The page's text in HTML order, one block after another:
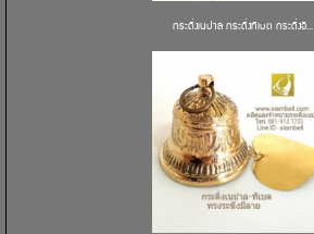
กระดิ่งเนปาล กระดิ่งทิเบต กระดิ่งอิ...